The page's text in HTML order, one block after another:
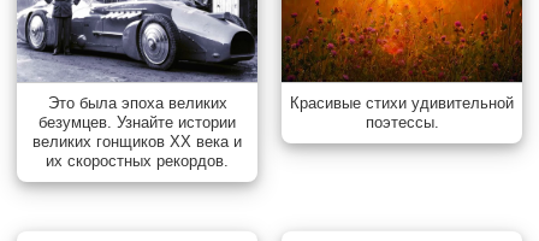
Это была эпоха великих
безумцев. Узнайте истории
великих гонщиков XX века и
их скоростных рекордов.
Красивые стихи удивительной
поэтессы.